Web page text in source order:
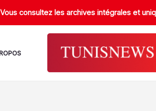
Vous consultez les archives intégrales et